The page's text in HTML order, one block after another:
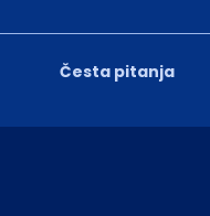
Česta pitanja